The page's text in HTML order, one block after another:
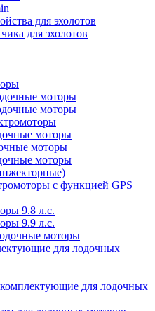
для эхолотов
для эхолотов
моторы
моторы
моторы
моторы
моторы
с функцией GPS
9.8 л.с.
9.9 л.с.
моторы
для лодочных
для лодочных